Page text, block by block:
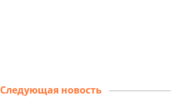
Следующая новость